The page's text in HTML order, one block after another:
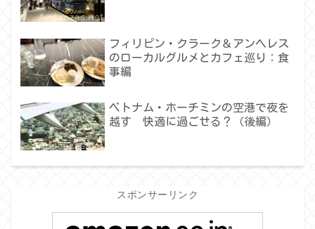
フィリピン・クラーク＆アンヘレス
のローカルグルメとカフェ巡り：食
事編
ベトナム・ホーチミンの空港で夜を
越す 快適に過ごせる？（後編）
スポンサーリンク